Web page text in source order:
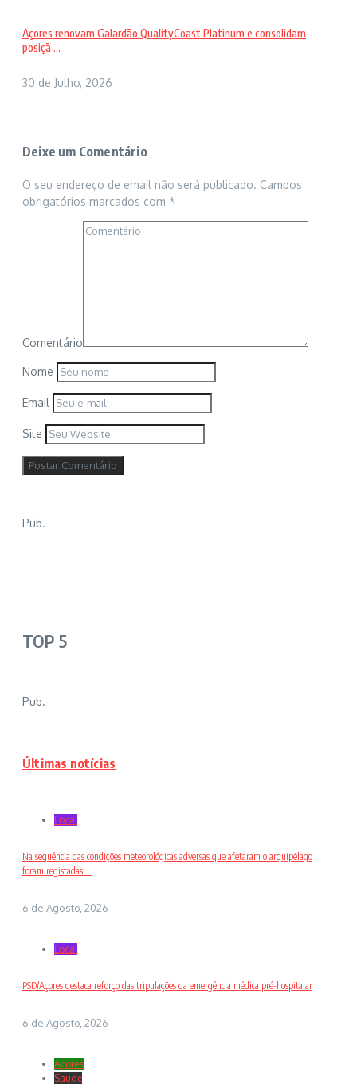
Açores renovam Galardão QualityCoast Platinum e consolidam
posiçã ...
30 de Julho, 2026
Deixe um Comentário
O seu endereço de email não será publicado. Campos
obrigatórios marcados com *
Comentário
Nome
Email
Site
Pub.
TOP 5
Pub.
Últimas notícias
Local
Na sequência das condições meteorológicas adversas que afetaram o arquipélago
foram registadas ...
6 de Agosto, 2026
Local
PSD/Açores destaca reforço das tripulações da emergência médica pré-hospitalar
6 de Agosto, 2026
Açores
Saude